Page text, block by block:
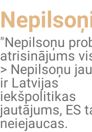
"Nepilsoņu
atrisinājums
> Nepilsoņu
ir Latvijas
iekšpolitikas
jautājums, ES
neiejaucas.